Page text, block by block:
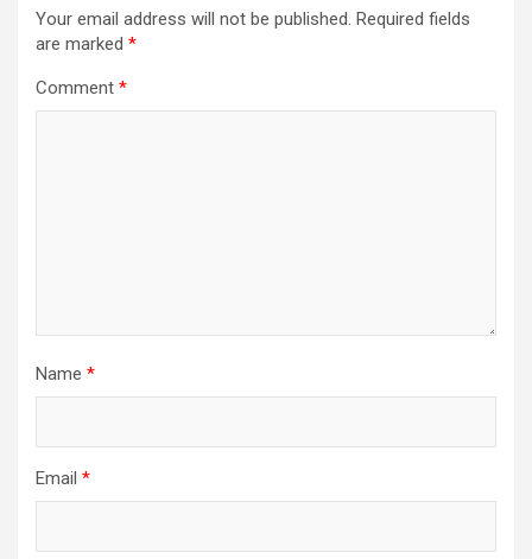
Your email address will not be published. Required fields
are marked *
Comment *
Name *
Email *